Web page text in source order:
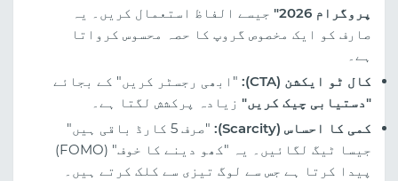
پروگرام 2026"
جیسے الفاظ استعمال کریں۔ یہ
صارف کو ایک مخصوص گروپ کا حصہ محسوس کرواتا
ہے۔
کال ٹو ایکشن (CTA):
"ابھی رجسٹر کریں" کے بجائے
"دستیابی چیک کریں" زیادہ پرکشش لگتا ہے۔
کمی کا احساس (Scarcity):
"صرف 5 کارڈ باقی ہیں"
جیسا ٹیگ لگائیں۔ یہ "کھو دینے کا خوف" (FOMO)
پیدا کرتا ہے جس سے لوگ تیزی سے کلک کرتے ہیں۔